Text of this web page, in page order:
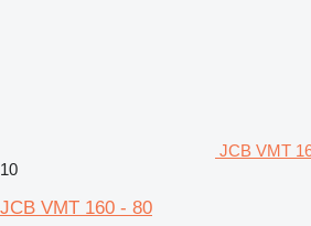
JCB VMT
10
JCB VMT 160 - 80